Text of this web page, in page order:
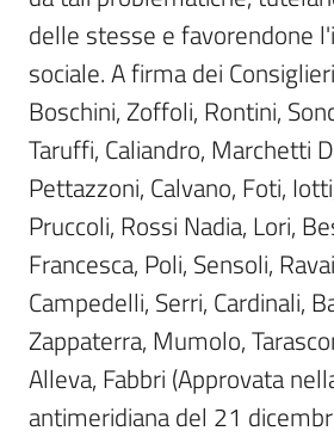
delle stesse e favorendone
sociale. A firma dei
Boschini, Zoffoli, Rontini,
Taruffi, Caliandro, Marchetti
Pettazzoni, Calvano, Foti,
Pruccoli, Rossi Nadia, Lori,
Francesca, Poli, Sensoli,
Campedelli, Serri, Cardinali,
Zappaterra, Mumolo,
Alleva, Fabbri (Approvata
antimeridiana del 21